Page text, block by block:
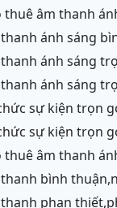
chữ,vĩnh
chữ,vĩnh
ranh
sự kiện trọn
sự kiện trọn
chữ,vĩnh
thanh bình